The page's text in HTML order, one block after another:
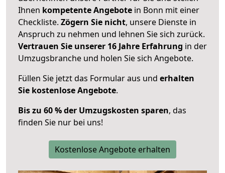
Ihnen kompetente Angebote in Bonn mit einer
Checkliste. Zögern Sie nicht, unsere Dienste in
Anspruch zu nehmen und lehnen Sie sich zurück.
Vertrauen Sie unserer 16 Jahre Erfahrung in der
Umzugsbranche und holen Sie sich Angebote.
Füllen Sie jetzt das Formular aus und erhalten
Sie kostenlose Angebote.
Bis zu 60 % der Umzugskosten sparen, das
finden Sie nur bei uns!
Kostenlose Angebote erhalten